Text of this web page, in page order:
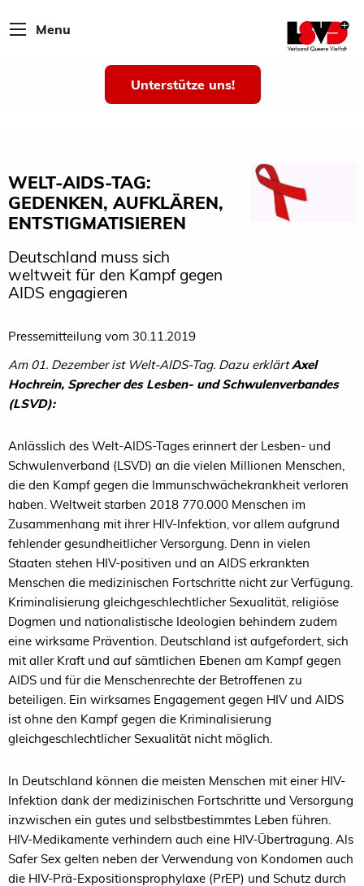
Menu
Unterstütze uns!
WELT-AIDS-TAG:
GEDENKEN, AUFKLÄREN,
ENTSTIGMATISIEREN
Deutschland muss sich
weltweit für den Kampf gegen
AIDS engagieren
Pressemitteilung vom 30.11.2019
Am 01. Dezember ist Welt-AIDS-Tag. Dazu erklärtAxel
Hochrein, Sprecher des Lesben- und Schwulenverbandes
(LSVD):
Anlässlich des Welt-AIDS-Tages erinnert der Lesben- und
Schwulenverband (LSVD) an die vielen Millionen Menschen,
die den Kampf gegen die Immunschwächekrankheit verloren
haben. Weltweit starben 2018 770.000 Menschen im
Zusammenhang mit ihrer HIV-Infektion, vor allem aufgrund
fehlender gesundheitlicher Versorgung. Denn in vielen
Staaten stehen HIV-positiven und an AIDS erkrankten
Menschen die medizinischen Fortschritte nicht zur Verfügung.
Kriminalisierung gleichgeschlechtlicher Sexualität, religiöse
Dogmen und nationalistische Ideologien behindern zudem
eine wirksame Prävention. Deutschland ist aufgefordert, sich
mit aller Kraft und auf sämtlichen Ebenen am Kampf gegen
AIDS und für die Menschenrechte der Betroffenen zu
beteiligen. Ein wirksames Engagement gegen HIV und AIDS
ist ohne den Kampf gegen die Kriminalisierung
gleichgeschlechtlicher Sexualität nicht möglich.
In Deutschland können die meisten Menschen mit einer HIV-
Infektion dank der medizinischen Fortschritte und Versorgung
inzwischen ein gutes und selbstbestimmtes Leben führen.
HIV-Medikamente verhindern auch eine HIV-Übertragung. Als
Safer Sex gelten neben der Verwendung von Kondomen auch
die HIV-Prä-Expositionsprophylaxe (PrEP) und Schutz durch